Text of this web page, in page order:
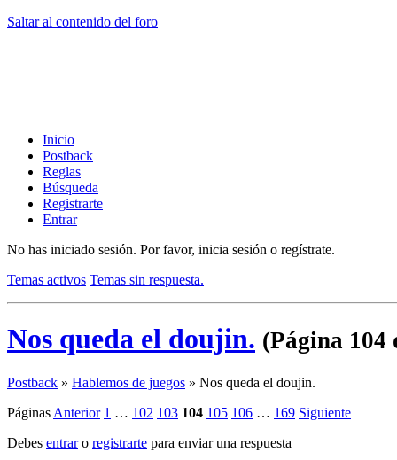
Saltar al contenido del foro
Inicio
Postback
Reglas
Búsqueda
Registrarte
Entrar
No has iniciado sesión. Por favor, inicia sesión o regístrate.
Temas activos Temas sin respuesta.
Nos queda el doujin. (Página 104
Postback » Hablemos de juegos » Nos queda el doujin.
Páginas Anterior 1 … 102 103 104 105 106 … 169 Siguiente
Debes entraro registrarte para enviar una respuesta